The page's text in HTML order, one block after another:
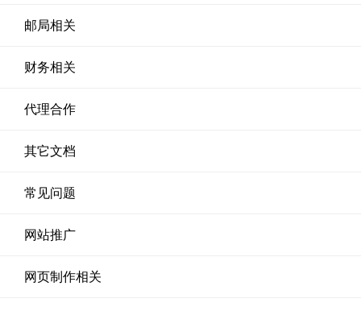
邮局相关
财务相关
代理合作
其它文档
常见问题
网站推广
网页制作相关